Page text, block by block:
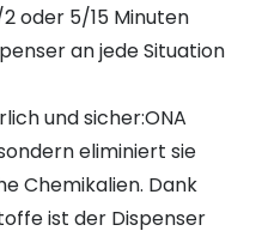
oder 5/15 Minuten
an jede Situation
und sicher:ONA
eliminiert sie
Chemikalien. Dank
ist der Dispenser